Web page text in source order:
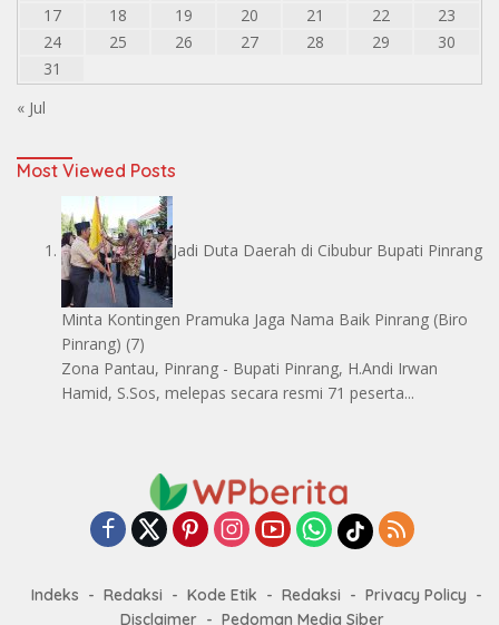
17
18 19 20 21 22
23
24
25 26 27 28 29
30
31
« Jul
Most Viewed Posts
Jadi Duta Daerah di Cibubur Bupati Pinrang
Minta Kontingen Pramuka Jaga Nama Baik Pinrang (Biro
Pinrang) (7)
Zona Pantau, Pinrang - Bupati Pinrang, H.Andi Irwan
Hamid, S.Sos, melepas secara resmi 71 peserta...
Indeks Redaksi Kode Etik Redaksi
Privacy Policy
Disclaimer
Pedoman Media Siber